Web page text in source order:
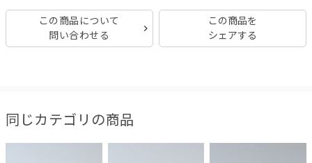
この商品について
問い合わせる
この商品を
シェアする
同じカテゴリの商品